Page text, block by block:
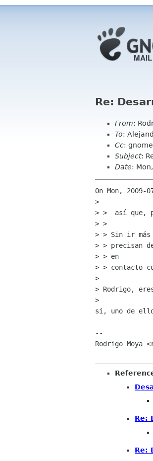
Re:
From:
To:
Cc:
Subject:
Date:
On Mon,
>
> >  así que,
> >
> > Sin ir más
> > precisan
> > en
> > contacto
>
> Rodrigo,
>
si, uno de
--
Rodrigo Moya
Re:
Re: